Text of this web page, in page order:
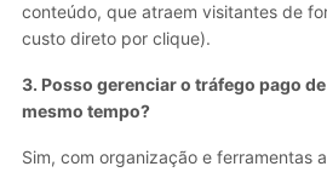
conteúdo, que atraem visitantes de
custo direto por clique).
3. Posso gerenciar o tráfego pago
mesmo tempo?
Sim, com organização e ferramentas